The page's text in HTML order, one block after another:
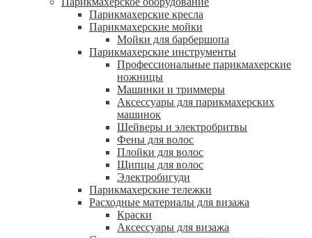
Парикмахерские кресла
Парикмахерские мойки
Мойки для барбершопа
Парикмахерские инструменты
Профессиональные парикмахерские
ножницы
Машинки и триммеры
Аксессуары для парикмахерских
машинок
Шейверы и электробритвы
Фены для волос
Плойки для волос
Щипцы для волос
Электробигуди
Парикмахерские тележки
Расходные материалы для визажа
Краски
Аксессуары для визажа